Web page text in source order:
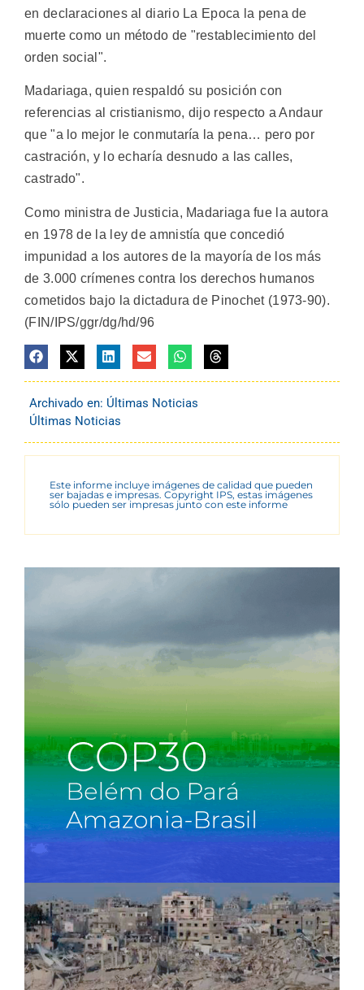
en declaraciones al diario La Epoca la pena de
muerte como un método de "restablecimiento del
orden social".
Madariaga, quien respaldó su posición con
referencias al cristianismo, dijo respecto a Andaur
que "a lo mejor le conmutaría la pena… pero por
castración, y lo echaría desnudo a las calles,
castrado".
Como ministra de Justicia, Madariaga fue la autora
en 1978 de la ley de amnistía que concedió
impunidad a los autores de la mayoría de los más
de 3.000 crímenes contra los derechos humanos
cometidos bajo la dictadura de Pinochet (1973-90).
(FIN/IPS/ggr/dg/hd/96
Archivado en: Últimas Noticias
Últimas Noticias
Este informe incluye imágenes de calidad que pueden
ser bajadas e impresas. Copyright IPS, estas imágenes
sólo pueden ser impresas junto con este informe